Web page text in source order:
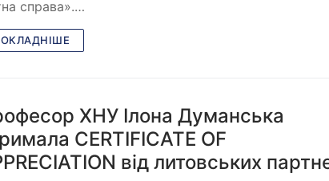
справа».…
ХНУ Ілона Думанська
CERTIFICATE OF
від литовських